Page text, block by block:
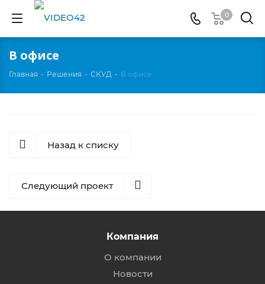
0
В офисе
Главная - Решения - СКУД - В офисе
Назад к списку
Следующий проект
Компания
О компании
Новости